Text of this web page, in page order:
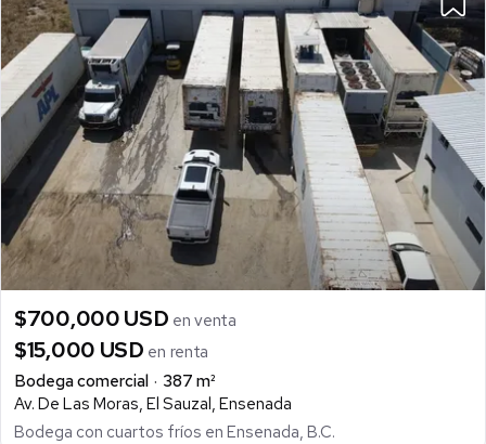
$700,000 USD en venta
$15,000 USD en renta
Bodega comercial
387 m²
Av. De Las Moras, El Sauzal, Ensenada
Bodega con cuartos fríos en Ensenada, B.C.